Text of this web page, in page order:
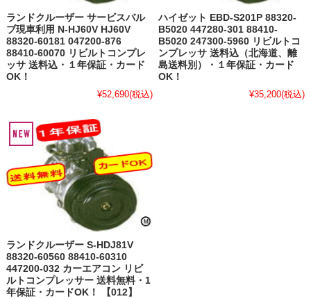
ランドクルーザー サービスバル
ブ現車利用 N-HJ60V HJ60V
88320-60181 047200-876
88410-60070 リビルトコンプレ
ッサ 送料込・１年保証・カード
OK！
¥52,690(税込)
ハイゼット EBD-S201P 88320-
B5020 447280-301 88410-
B5020 247300-5960 リビルトコ
ンプレッサ 送料込（北海道、離
島送料別）・１年保証・カード
OK！
¥35,200(税込)
ランドクルーザー S-HDJ81V
88320-60560 88410-60310
447200-032 カーエアコン リビ
ルトコンプレッサー 送料無料・1
年保証・カードOK！ 【012】